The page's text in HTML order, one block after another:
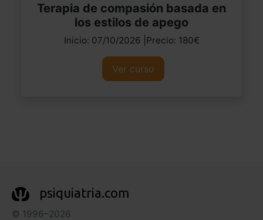
Terapia de compasión basada en
los estilos de apego
Inicio: 07/10/2026 |Precio: 180€
Ver curso
psiquiatria.com
© 1996–2026